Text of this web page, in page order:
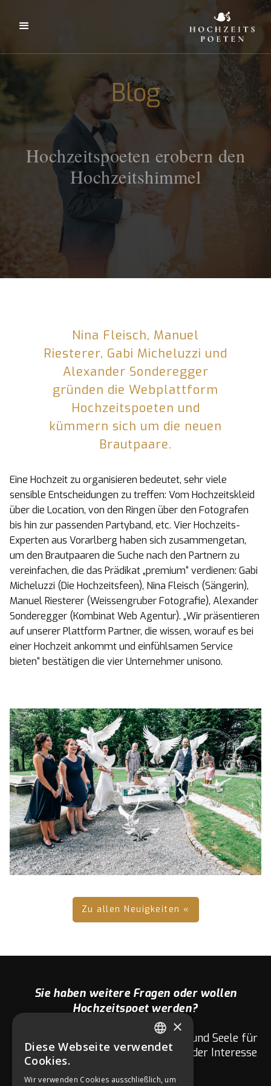
Blog
Hochzeitspoeten erobern den
Hochzeitshimmel
Nina Fleisch, Manuel
Riesterer, Gabi Micheluzzi und
Alexander Sonderegger
gründen die Webplattform
Hochzeitspoeten und
kümmern sich um die neuen
Brautpaare.
Eine Hochzeit zu organisieren bedeutet, sehr viele
sensible Entscheidungen zu treffen: Vom Hochzeitskleid
über die Location, von den Ringen über den Fotografen
bis hin zur passenden Partyband, etc. Vier Hochzeits-
Experten aus Vorarlberg haben sich zusammengetan,
um den Brautpaaren die Suche nach den Partnern zu
vereinfachen, die das Prädikat „premium“ verdienen: Gabi
Micheluzzi (Die Hochzeitsfeen), Nina Fleisch (Sängerin),
Manuel Riesterer (Weissengruber Fotografie), Alexander
Sonderegger (Kombinat Web Agentur). „Wir präsentieren
auf unserer Plattform Partner, die wissen, worauf es bei
einer Hochzeit ankommt und einfühlsamen Service
bieten“ bestätigen die vier Unternehmer unisono.
Zu allen Neuigkeiten «
Sie haben weitere Fragen oder wollen
Hochzeitspoet werden?
Wir Hochzeitspoeten sind mit Herz und Seele für
euch da. Fragen zu eurer Hochzeit oder Interesse
GERMAN
×
Diese Webseite verwendet
Cookies.
Wir verwenden Cookies ausschließlich, um